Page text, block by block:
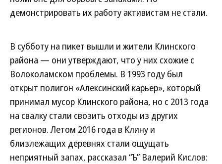
демонстрировать их работу активистам не стали.
В субботу на пикет вышли и жители Клинского
района — они утверждают, что у них схожие с
Волоколамском проблемы. В 1993 году был
открыт полигон «Алексинский карьер», который
принимал мусор Клинского района, но с 2013 года
на свалку стали свозить отходы из других
регионов. Летом 2016 года в Клину и
близлежащих деревнях стали ощущать
неприятный запах, рассказал “Ъ” Валерий Кислов: